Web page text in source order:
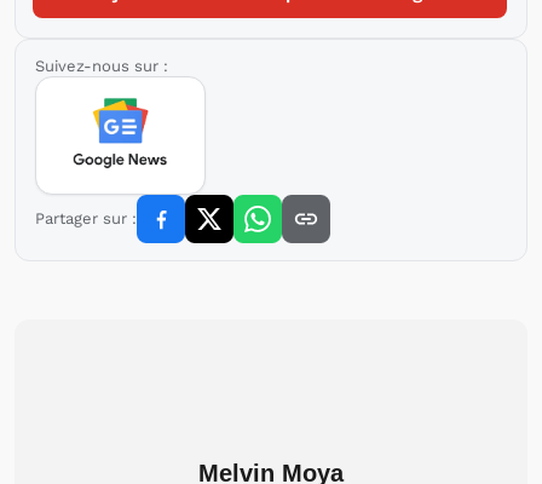
Suivez-nous sur :
Partager sur :
Melvin Moya